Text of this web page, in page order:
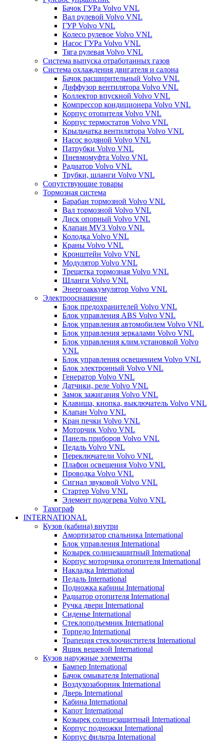
Бачок ГУРа Volvo VNL
Вал рулевой Volvo VNL
ГУР Volvo VNL
Колесо рулевое Volvo VNL
Насос ГУРа Volvo VNL
Тяга рулевая Volvo VNL
Система выпуска отработанных газов
Система охлаждения двигателя и салона
Бачок расширительный Volvo VNL
Диффузор вентилятора Volvo VNL
Коллектор впускной Volvo VNL
Компрессор кондиционера Volvo VNL
Корпус отопителя Volvo VNL
Корпус термостатов Volvo VNL
Крыльчатка вентилятора Volvo VNL
Насос водяной Volvo VNL
Патрубки Volvo VNL
Пневмомуфта Volvo VNL
Радиатор Volvo VNL
Трубки, шланги Volvo VNL
Сопутствующие товары
Тормозная система
Барабан тормозной Volvo VNL
Вал тормозной Volvo VNL
Диск опорный Volvo VNL
Клапан MV3 Volvo VNL
Колодка Volvo VNL
Краны Volvo VNL
Кронштейн Volvo VNL
Модулятор Volvo VNL
Трещетка тормозная Volvo VNL
Шланги Volvo VNL
Энергоаккумулятор Volvo VNL
Электрооснащение
Блок предохранителей Volvo VNL
Блок управления ABS Volvo VNL
Блок управления автомобилем Volvo VNL
Блок управления зеркалами Volvo VNL
Блок управления клим.установкой Volvo
VNL
Блок управления освещением Volvo VNL
Блок электронный Volvo VNL
Генератор Volvo VNL
Датчики, реле Volvo VNL
Замок зажигания Volvo VNL
Клавиша, кнопка, выключатель Volvo VNL
Клапан Volvo VNL
Кран печки Volvo VNL
Моторчик Volvo VNL
Панель приборов Volvo VNL
Педаль Volvo VNL
Переключатели Volvo VNL
Плафон освещения Volvo VNL
Проводка Volvo VNL
Сигнал звуковой Volvo VNL
Стартер Volvo VNL
Элемент подогрева Volvo VNL
Тахограф
INTERNATIONAL
Кузов (кабина) внутри
Амортизатор спальника International
Блок управления International
Козырек солнцезащитный International
Корпус моторчика отопителя International
Накладка International
Педаль International
Подножка кабины International
Радиатор отопителя International
Ручка двери International
Сиденье International
Стеклоподъемник International
Торпедо International
Трапеция стеклоочистителя International
Ящик вещевой International
Кузов наружные элементы
Бампер International
Бачок омывателя International
Воздухозаборник International
Дверь International
Кабина International
Капот International
Козырек солнцезащитный International
Корпус подножки International
Корпус фильтра International